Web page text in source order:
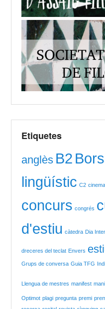
Etiquetes
anglès B2
lingüístic C2
concurs congrés
d'estiu càtedra Dia
dreceres del teclat Envers
Grups de conversa Guia TFG
Llengua de mestres manifest
Optimot plagi pregunta premi